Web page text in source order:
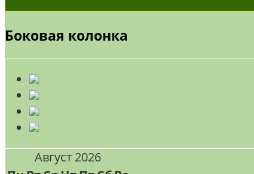
Боковая колонка
Август 2026